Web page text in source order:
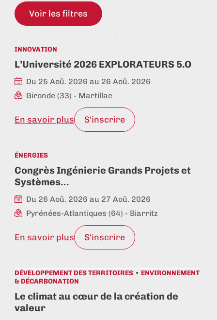
Voir les filtres
INNOVATION
L’Université 2026 EXPLORATEURS 5.O
Du 25 Aoû. 2026 au 26 Aoû. 2026
Gironde (33) - Martillac
En savoir plus S'inscrire
ÉNERGIES
Congrès Ingénierie Grands Projets et
Systèmes…
Du 26 Aoû. 2026 au 27 Aoû. 2026
Pyrénées-Atlantiques (64) - Biarritz
En savoir plus S'inscrire
DÉVELOPPEMENT DES TERRITOIRES
ENVIRONNEMENT
& DÉCARBONATION
Le climat au cœur de la création de
valeur